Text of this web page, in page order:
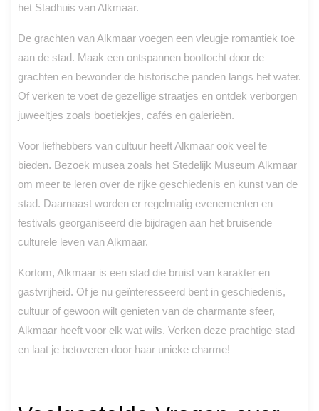
het Stadhuis van Alkmaar.
De grachten van Alkmaar voegen een vleugje romantiek toe
aan de stad. Maak een ontspannen boottocht door de
grachten en bewonder de historische panden langs het water.
Of verken te voet de gezellige straatjes en ontdek verborgen
juweeltjes zoals boetiekjes, cafés en galerieën.
Voor liefhebbers van cultuur heeft Alkmaar ook veel te
bieden. Bezoek musea zoals het Stedelijk Museum Alkmaar
om meer te leren over de rijke geschiedenis en kunst van de
stad. Daarnaast worden er regelmatig evenementen en
festivals georganiseerd die bijdragen aan het bruisende
culturele leven van Alkmaar.
Kortom, Alkmaar is een stad die bruist van karakter en
gastvrijheid. Of je nu geïnteresseerd bent in geschiedenis,
cultuur of gewoon wilt genieten van de charmante sfeer,
Alkmaar heeft voor elk wat wils. Verken deze prachtige stad
en laat je betoveren door haar unieke charme!